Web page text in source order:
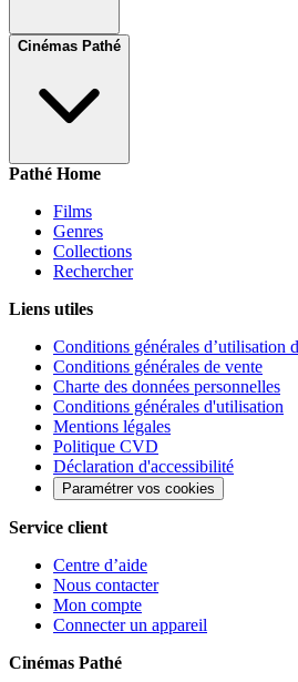
Cinémas Pathé
Pathé Home
Films
Genres
Collections
Rechercher
Liens utiles
Conditions générales d’utilisation
Conditions générales de vente
Charte des données personnelles
Conditions générales d'utilisation
Mentions légales
Politique CVD
Déclaration d'accessibilité
Paramétrer vos cookies
Service client
Centre d’aide
Nous contacter
Mon compte
Connecter un appareil
Cinémas Pathé